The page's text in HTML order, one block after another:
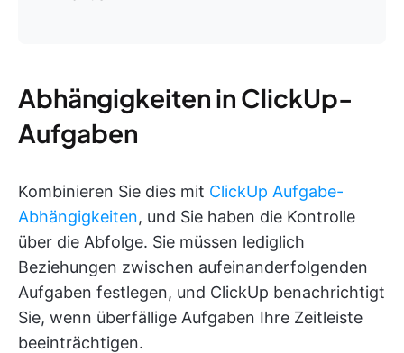
Abhängigkeiten in ClickUp-
Aufgaben
Kombinieren Sie dies mit ClickUp Aufgabe-
Abhängigkeiten, und Sie haben die Kontrolle
über die Abfolge. Sie müssen lediglich
Beziehungen zwischen aufeinanderfolgenden
Aufgaben festlegen, und ClickUp benachrichtigt
Sie, wenn überfällige Aufgaben Ihre Zeitleiste
beeinträchtigen.